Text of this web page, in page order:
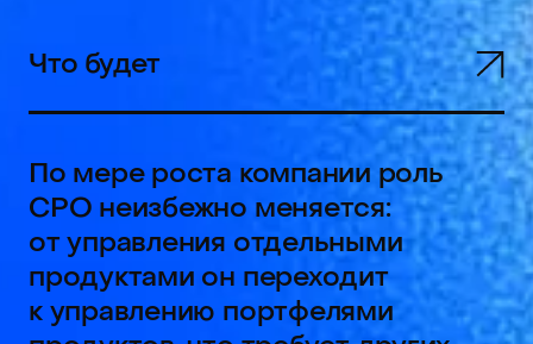
к управлению портфелями
подходов и компетенций. Если
заблокировать развитие
организации, перегореть самому
в попытке уследить за каждым
продуктом и выжечь
микроменеджментом свою
команду.